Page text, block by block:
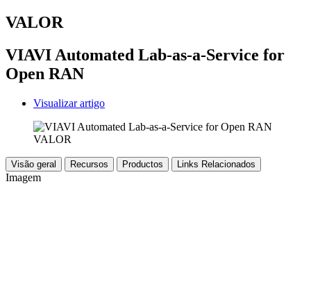
VALOR
VIAVI Automated Lab-as-a-Service for
Open RAN
Visualizar artigo
Visão geral Recursos Productos Links Relacionados
Imagem